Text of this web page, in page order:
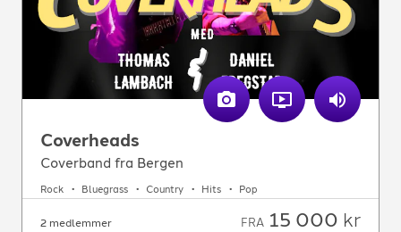
Coverheads
Coverband fra Bergen
Rock Bluegrass Country Hits Pop
2 medlemmer FRA 15 000 kr